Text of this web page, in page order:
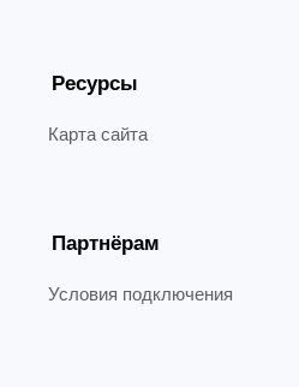
Ресурсы
Карта сайта
Партнёрам
Условия подключения